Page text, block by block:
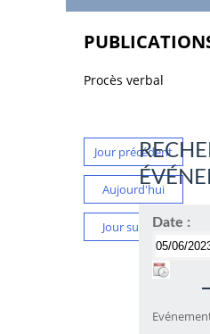
Procès verbal
Jour précédent
Aujourd'hui
Jour suivantDate :